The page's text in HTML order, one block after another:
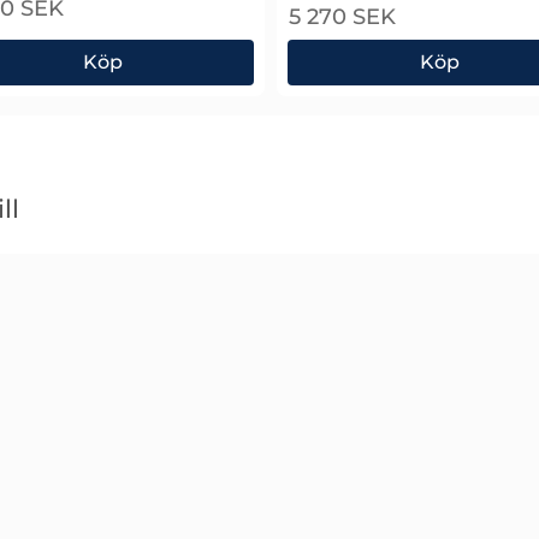
SEK
Köp
EMCview Programvara
5 270 SEK
Köp
Rigol AMK-DSA800